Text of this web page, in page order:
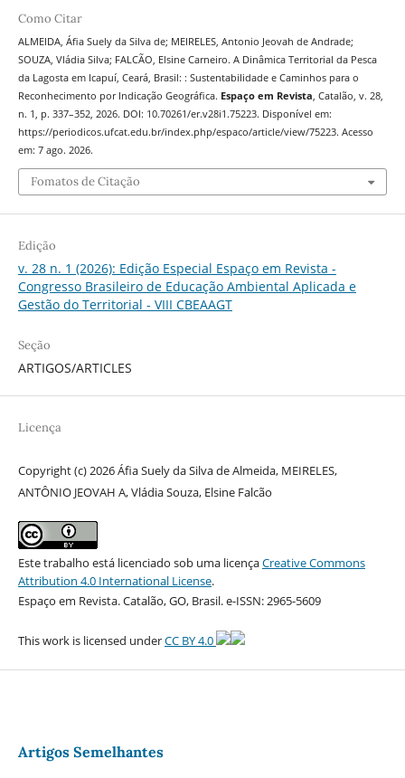
Como Citar
ALMEIDA, Áfia Suely da Silva de; MEIRELES, Antonio Jeovah de Andrade;
SOUZA, Vládia Silva; FALCÃO, Elsine Carneiro. A Dinâmica Territorial da Pesca
da Lagosta em Icapuí, Ceará, Brasil: : Sustentabilidade e Caminhos para o
Reconhecimento por Indicação Geográfica. Espaço em Revista, Catalão, v. 28,
n. 1, p. 337–352, 2026. DOI: 10.70261/er.v28i1.75223. Disponível em:
https://periodicos.ufcat.edu.br/index.php/espaco/article/view/75223. Acesso
em: 7 ago. 2026.
Fomatos de Citação
Edição
v. 28 n. 1 (2026): Edição Especial Espaço em Revista -
Congresso Brasileiro de Educação Ambiental Aplicada e
Gestão do Territorial - VIII CBEAAGT
Seção
ARTIGOS/ARTICLES
Licença
Copyright (c) 2026 Áfia Suely da Silva de Almeida, MEIRELES,
ANTÔNIO JEOVAH A, Vládia Souza, Elsine Falcão
Este trabalho está licenciado sob uma licençaCreative Commons
Attribution 4.0 International License.
Espaço em Revista. Catalão, GO, Brasil. e-ISSN: 2965-5609
This work is licensed underCC BY 4.0
Artigos Semelhantes